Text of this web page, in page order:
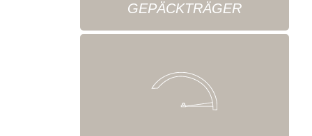
GEPÄCKTRÄGER